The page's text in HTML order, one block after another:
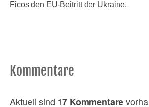
Ficos den EU-Beitritt der Ukraine.
Kommentare
Aktuell sind 17 Kommentare